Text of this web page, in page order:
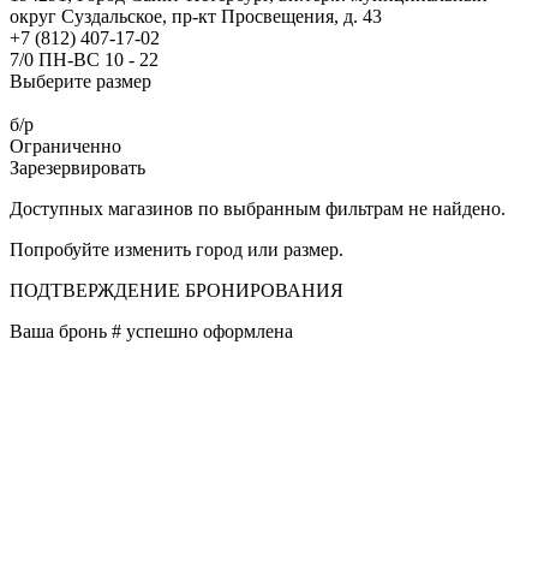
округ Суздальское, пр-кт Просвещения, д. 43
+7 (812) 407-17-02
7/0 ПН-ВС 10 - 22
Выберите размер
б/р
Ограниченно
Зарезервировать
Доступных магазинов по выбранным фильтрам не найдено.
Попробуйте изменить город или размер.
ПОДТВЕРЖДЕНИЕ БРОНИРОВАНИЯ
Ваша бронь # успешно оформлена